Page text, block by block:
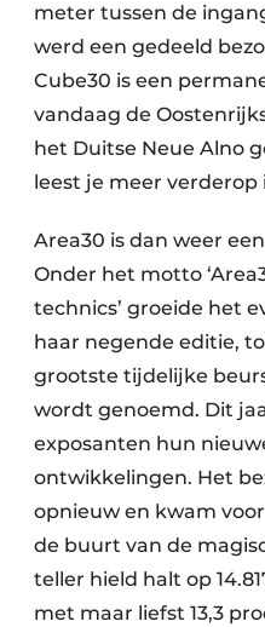
meter tussen de
werd een gedeeld
Cube30 is een
vandaag de
het Duitse Neue Alno
leest je meer verderop
Area30 is dan weer
Onder het motto
technics’ groeide het
haar negende editie,
grootste tijdelijke
wordt genoemd. Dit
exposanten hun
ontwikkelingen. Het
opnieuw en kwam
de buurt van de
teller hield halt op
met maar liefst 13,3